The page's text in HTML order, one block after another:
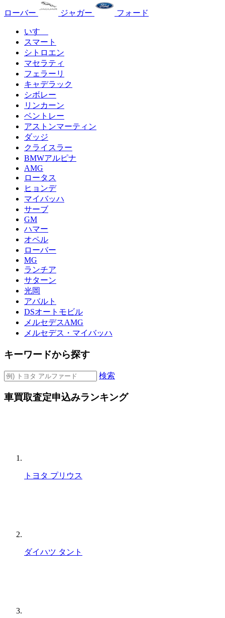
ローバー ジャガー フォード
いすゞ
スマート
シトロエン
マセラティ
フェラーリ
キャデラック
シボレー
リンカーン
ベントレー
アストンマーティン
ダッジ
クライスラー
BMWアルピナ
AMG
ロータス
ヒョンデ
マイバッハ
サーブ
GM
ハマー
オペル
ローバー
MG
ランチア
サターン
光岡
アバルト
DSオートモビル
メルセデスAMG
メルセデス・マイバッハ
キーワードから探す
検索
車買取査定申込みランキング
トヨタ プリウス
ダイハツ タント